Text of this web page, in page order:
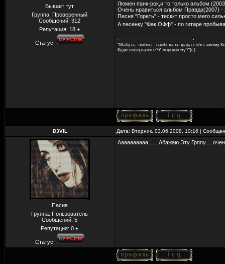
Бывает тут
Группа: Проверенный
Сообщений:312
Репутация: 18 ±
Статус:
Люмен панк-рок,и то только альбом
Очень нравиться альбом Правда(2007)
Песня "Гореть" - тесккт просто мего
А песенку "Фак ОФф" - по гитаре
"Мабуть, любов - найбільша зрада собі
Куди повертатися?У порожнечу?"(с)
D3ViL Дата: Вторник, 03.06.2008, 10:16 |
Пасив
Группа: Пользователь
Сообщений:5
Репутация:0 ±
Статус:
Аааааааааа.......Абажаю Эту